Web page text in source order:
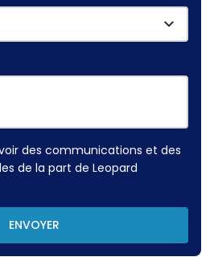
des communications et des
de la part de Leopard
ENVOYER